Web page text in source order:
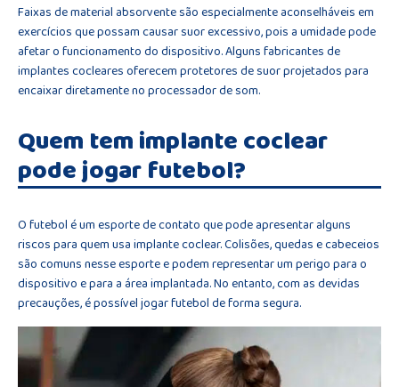
Faixas de material absorvente são especialmente aconselháveis em
exercícios que possam causar suor excessivo, pois a umidade pode
afetar o funcionamento do dispositivo. Alguns fabricantes de
implantes cocleares oferecem protetores de suor projetados para
encaixar diretamente no processador de som.
Quem tem implante coclear
pode jogar futebol?
O futebol é um esporte de contato que pode apresentar alguns
riscos para quem usa implante coclear. Colisões, quedas e cabeceios
são comuns nesse esporte e podem representar um perigo para o
dispositivo e para a área implantada. No entanto, com as devidas
precauções, é possível jogar futebol de forma segura.